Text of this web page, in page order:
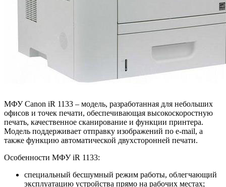
МФУ Canon iR 1133 – модель, разработанная для небольших
офисов и точек печати, обеспечивающая высокоскоростную
печать, качественное сканирование и функции принтера.
Модель поддерживает отправку изображений по e-mail, а
также функцию автоматической двухсторонней печати.
Особенности МФУ iR 1133:
специальный бесшумный режим работы, облегчающий
эксплуатацию устройства прямо на рабочих местах;